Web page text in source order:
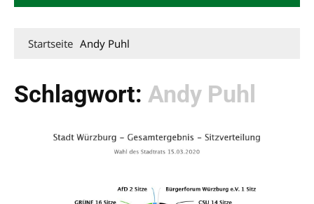
Startseite Andy Puhl
Schlagwort: Andy Puhl